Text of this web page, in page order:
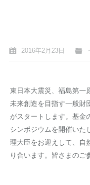
2016年2月23日
東日本大震災、福島第一
未来創造を目指す一般財
がスタートします。基金
シンポジウムを開催いた
理大臣をお迎えして、自
り合います。皆さまのご